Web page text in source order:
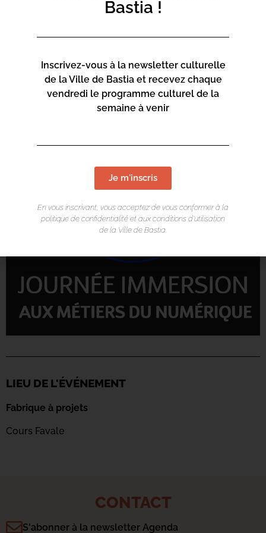
numérique de la Cumunità d’Agglumerazione di Bastia.
LIEU DE L'ÉVÉNEMENT
Fabrique à projets
Cours Favale
CONTACT
S'abonner à la newsletter Agenda
Bastia !
Inscrivez-vous à la newsletter culturelle
de la Ville de Bastia et recevez chaque
vendredi le programme culturel de la
semaine à venir
Je m'inscris
En vous inscrivant, vous acceptez de vous conformer à la
politique de confidentialité et aux conditions d’utilisation
de la Ville de Bastia.